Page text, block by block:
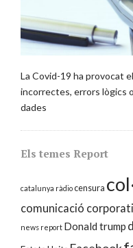
La Covid-19 ha provocat
incorrectes, errors lògics
dades
Els temes Report
catalunya ràdiocensura
comunicació
news report Donald trump